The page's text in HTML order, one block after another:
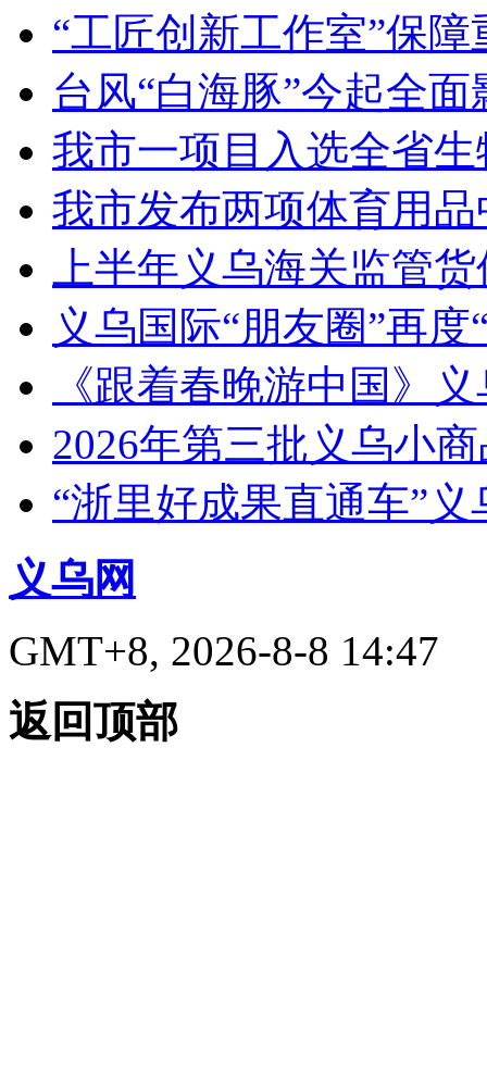
“工匠创新工作室”保
台风“白海豚”今起全面
我市一项目入选全省
我市发布两项体育用
上半年义乌海关监管
义乌国际“朋友圈”再度
《跟着春晚游中国》
2026年第三批义乌小
“浙里好成果直通车”
义乌网
GMT+8, 2026-8-8 14:47
返回顶部